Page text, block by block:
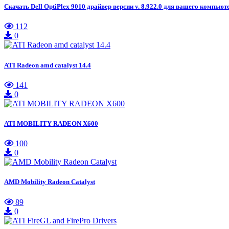
Скачать Dell OptiPlex 9010 драйвер версии v. 8.922.0 для вашего
112
0
ATI Radeon amd catalyst 14.4
141
0
ATI MOBILITY RADEON X600
100
0
AMD Mobility Radeon Catalyst
89
0